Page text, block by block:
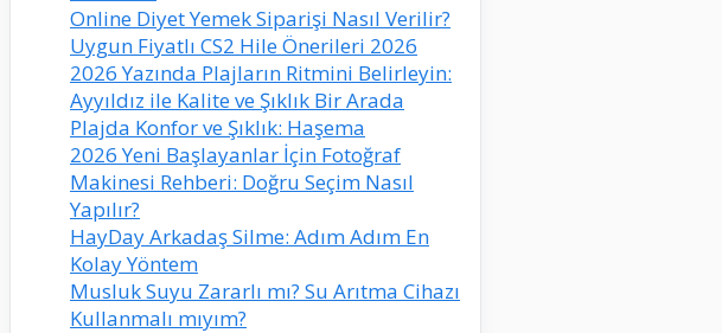
Online Diyet Yemek Siparişi Nasıl Verilir?
Uygun Fiyatlı CS2 Hile Önerileri 2026
2026 Yazında Plajların Ritmini Belirleyin:
Ayyıldız ile Kalite ve Şıklık Bir Arada
Plajda Konfor ve Şıklık: Haşema
2026 Yeni Başlayanlar İçin Fotoğraf
Makinesi Rehberi: Doğru Seçim Nasıl
Yapılır?
HayDay Arkadaş Silme: Adım Adım En
Kolay Yöntem
Musluk Suyu Zararlı mı? Su Arıtma Cihazı
Kullanmalı mıyım?